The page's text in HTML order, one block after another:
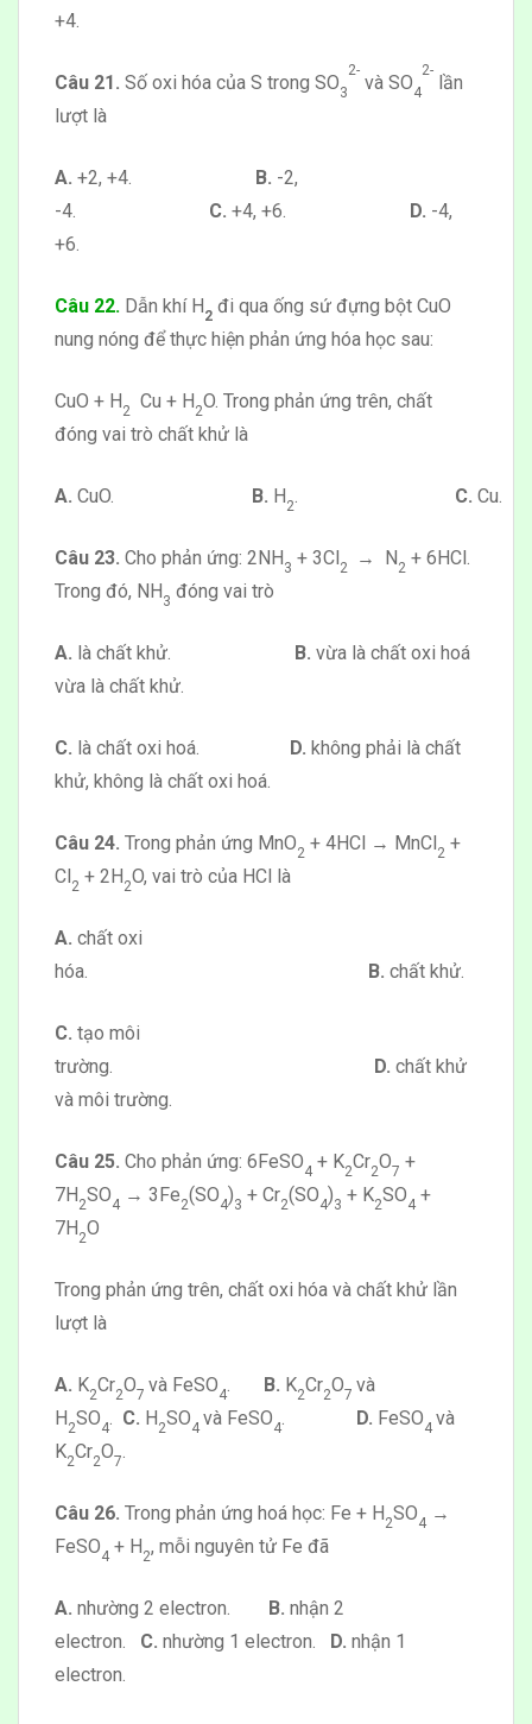
+4.
Câu 21. Số oxi hóa của S trong SO3
2-
và SO4
2-
lần
lượt là
A. +2, +4. B. -2,
-4. C. +4, +6. D. -4,
+6.
Câu 22. Dẫn khí H 2 đi qua ống sứ đựng bột CuO
nung nóng để thực hiện phản ứng hóa học sau:
CuO + H 2 Cu + H 2O. Trong phản ứng trên, chất
đóng vai trò chất khử là
A. CuO. B. H 2. C. Cu.
Câu 23. Cho phản ứng: 2NH 3 + 3Cl 2 → N 2 + 6HCl.
Trong đó, NH 3 đóng vai trò
A. là chất khử. B. vừa là chất oxi hoá
vừa là chất khử.
C. là chất oxi hoá. D. không phải là chất
khử, không là chất oxi hoá.
Câu 24. Trong phản ứng MnO2 + 4HCl → MnCl 2 +
Cl 2 + 2H 2O, vai trò của HCl là
A. chất oxi
hóa. B. chất khử.
C. tạo môi
trường. D. chất khử
và môi trường.
Câu 25. Cho phản ứng: 6FeSO4 + K2Cr2O7 +
7H 2SO4 → 3Fe2(SO4)3 + Cr2(SO4)3 + K2SO4 +
7H 2O
Trong phản ứng trên, chất oxi hóa và chất khử lần
lượt là
A. K2Cr2O7 và FeSO4. B. K2Cr2O7 và
H 2SO4. C. H 2SO4 và FeSO4. D. FeSO4 và
K2Cr2O7.
Câu 26. Trong phản ứng hoá học: Fe + H 2SO4 →
FeSO4 + H 2, mỗi nguyên tử Fe đã
A. nhường 2 electron. B. nhận 2
electron. C. nhường 1 electron. D. nhận 1
electron.